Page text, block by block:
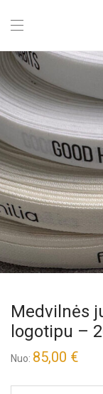
Medvilnės
logotipu –
Nuo: 85,00 €